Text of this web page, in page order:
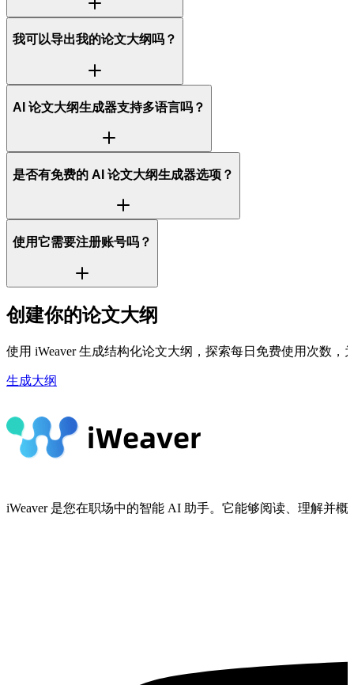
我可以导出我的论文大纲吗？
AI 论文大纲生成器支持多语言吗？
是否有免费的 AI 论文大纲生成器选项？
使用它需要注册账号吗？
创建你的论文大纲
使用 iWeaver 生成结构化论文大纲，探索每日免费使用次数，
生成大纲
iWeaver 是您在职场中的智能 AI 助手。它能够阅读、理解并